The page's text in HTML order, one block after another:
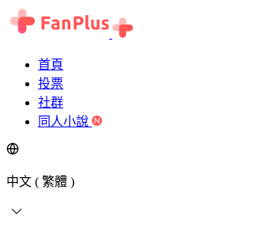
首頁
投票
社群
同人小說
中文 ( 繁體 )